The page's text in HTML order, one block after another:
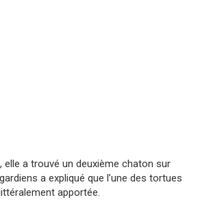
elle a trouvé un deuxième chaton sur
a expliqué que l’une des tortues
apportée.